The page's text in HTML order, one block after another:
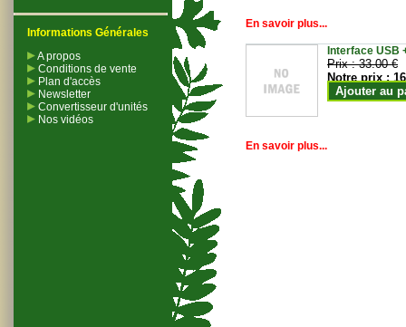
Informations Générales
A propos
Conditions de vente
Plan d'accès
Newsletter
Convertisseur d'unités
Nos vidéos
En savoir plus...
Interface USB
Prix :33.00 €
Notre prix :
Ajouter au
En savoir plus...